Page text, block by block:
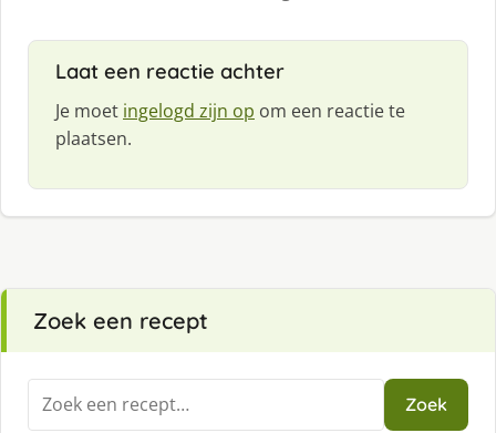
Laat een reactie achter
Je moet ingelogd zijn op om een reactie te
plaatsen.
Zoek een recept
Zoeken
naar:
Zoek